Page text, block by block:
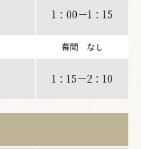
1：00－1：15
幕間 なし
1：15－2：10